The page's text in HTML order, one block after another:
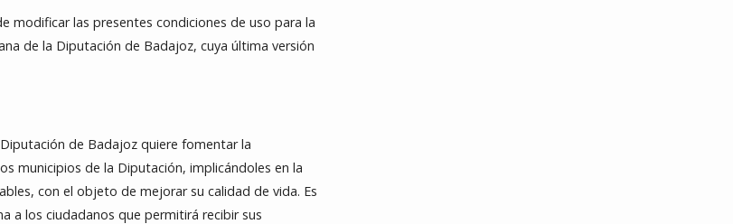
modificar las presentes condiciones de uso para la
de la Diputación de Badajoz, cuya última versión
de Badajoz quiere fomentar la
municipios de la Diputación, implicándoles en la
con el objeto de mejorar su calidad de vida. Es
a los ciudadanos que permitirá recibir sus